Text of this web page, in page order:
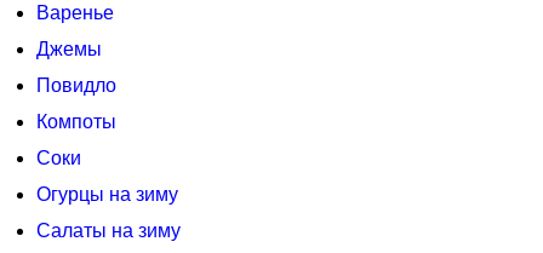
Варенье
Джемы
Повидло
Компоты
Соки
Огурцы на зиму
Салаты на зиму